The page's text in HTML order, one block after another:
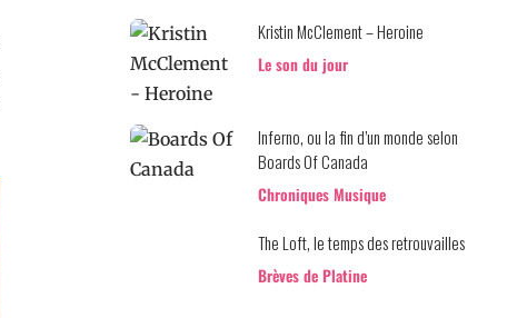
Kristin McClement – Heroine
Le son du jour
Inferno, ou la fin d’un monde selon
Boards Of Canada
Chroniques Musique
The Loft, le temps des retrouvailles
Brèves de Platine